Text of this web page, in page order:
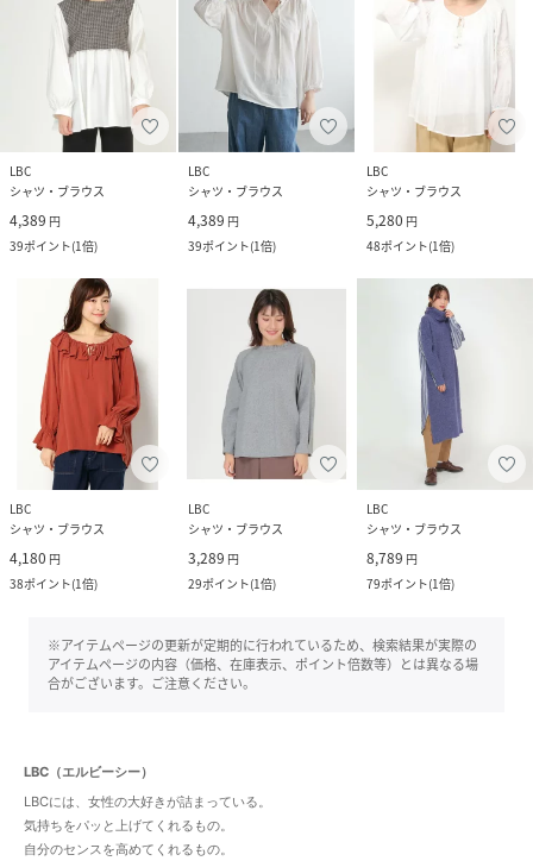
LBC
シャツ・ブラウス
4,389 円
39ポイント(1倍)
LBC
シャツ・ブラウス
4,389 円
39ポイント(1倍)
LBC
シャツ・ブラウス
5,280 円
48ポイント(1倍)
LBC
シャツ・ブラウス
4,180 円
38ポイント(1倍)
LBC
シャツ・ブラウス
3,289 円
29ポイント(1倍)
LBC
シャツ・ブラウス
8,789 円
79ポイント(1倍)
※アイテムページの更新が定期的に行われているため、検索結果が実際の
アイテムページの内容（価格、在庫表示、ポイント倍数等）とは異なる場
合がございます。ご注意ください。
LBC（エルビーシー）
LBCには、女性の大好きが詰まっている。
気持ちをパッと上げてくれるもの。
自分のセンスを高めてくれるもの。